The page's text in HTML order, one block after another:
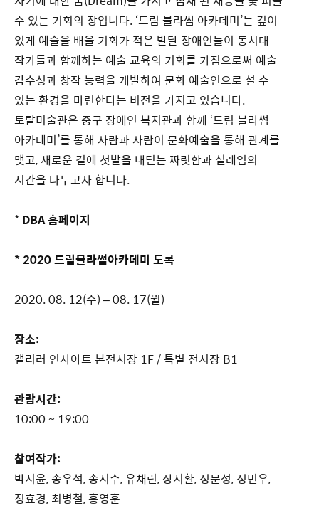
수 있는 기회의 장입니다. ‘드림 블라썸 아카데미’는 깊이
있게 예술을 배울 기회가 적은 발달 장애인들이 동시대
작가들과 함께하는 예술 교육의 기회를 가짐으로써 예술
감수성과 창작 능력을 개발하여 문화 예술인으로 설 수
있는 환경을 마련한다는 비전을 가지고 있습니다.
토탈미술관은 중구 장애인 복지관과 함께 ‘드림 블라썸
아카데미’를 통해 사람과 사람이 문화예술을 통해 관계를
맺고, 새로운 길에 첫발을 내딛는 짜릿함과 설레임의
시간을 나누고자 합니다.
* DBA 홈페이지
*2020 드림블라썸아카데미 도록
2020. 08. 12(수) – 08. 17(월)
장소:
갤리러 인사아트 본전시장 1F / 특별 전시장 B1
관람시간:
10:00 ~ 19:00
참여작가:
박지윤, 송우석, 송지수, 유채린, 장지환, 정문성, 정민우,
정효경, 최병철, 홍영훈